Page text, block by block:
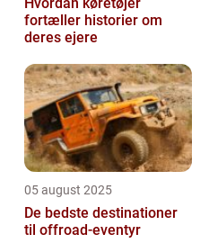
fortæller historier om
deres ejere
05 august 2025
De bedste destinationer
til offroad-eventyr